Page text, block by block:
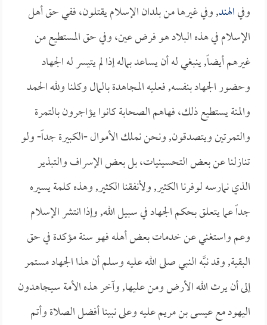
وفيالهند, وفي غيرها من بلدان الإسلام يقتلون، ففي حق أهل
الإسلام في هذه البلاد هو فرض عين، وفي حق المستطيع من
غيرهم أيضاً, ينبغي له أن يساعد بماله إذا لم يتيسر له الجهاد
وحضور الجهاد بنفسه, فعليه المجاهدة بالمال وكلنا ولله الحمد
والمنة يستطيع ذلك، فهاهم الصحابة كانوا يؤاجرون بالتمرة
والتمرتين ويتصدقون, ونحن نملك الأموال -الكبيرة جداً- ولو
تنازلنا عن بعض التحسينيات، بل بعض الإسراف والتبذير
الذي نمارسه لوفرنا الكثير, ولأنفقنا الكثير, وهذه كلمة يسيره
جداً عما يتعلق بحكم الجهاد في سبيل الله, وإذا انتشر الإسلام
وعم واستغني عن خدمات بعض أهله فهو سنة مؤكدة في حق
البقية, وقد نبَّه النبي صلى الله عليه وسلم أن هذا الجهاد مستمر
إلى أن يرث الله الأرض ومن عليها, وآخر هذه الأمة سيجاهدون
اليهود مع عيسى بن مريم عليه وعلى نبينا أفضل الصلاة وأتم